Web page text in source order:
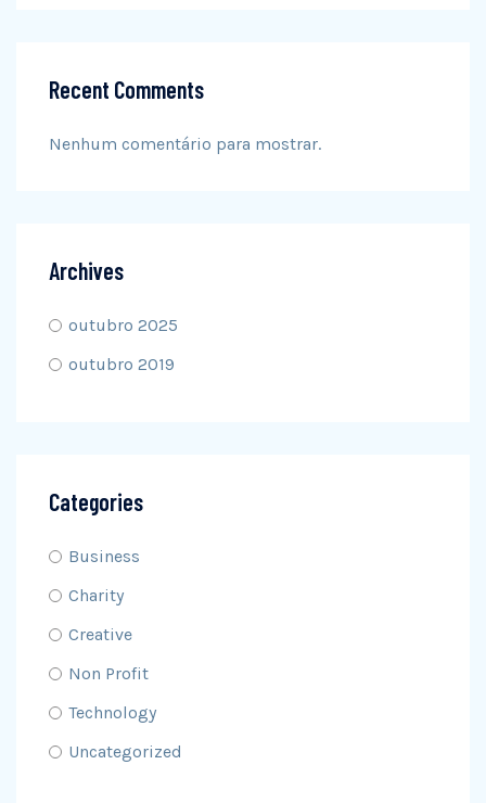
Recent Comments
Nenhum comentário para mostrar.
Archives
outubro 2025
outubro 2019
Categories
Business
Charity
Creative
Non Profit
Technology
Uncategorized